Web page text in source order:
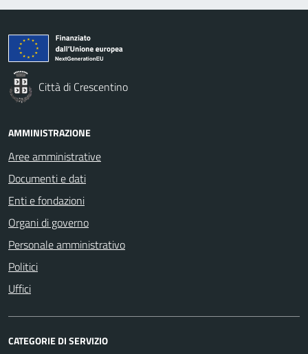
Città di Crescentino
AMMINISTRAZIONE
Aree amministrative
Documenti e dati
Enti e fondazioni
Organi di governo
Personale amministrativo
Politici
Uffici
CATEGORIE DI SERVIZIO